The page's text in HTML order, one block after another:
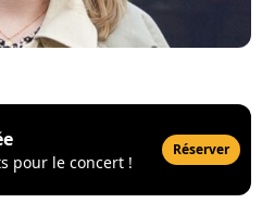
pour le concert !
Réserver